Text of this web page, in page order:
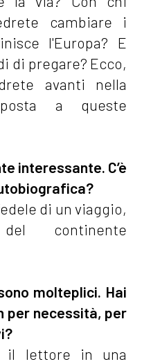
cambiare i
l'Europa? E
di pregare? Ecco,
avanti nella
a queste
interessante. C’è
di un viaggio,
continente
molteplici. Hai
per necessità, per
il lettore in una